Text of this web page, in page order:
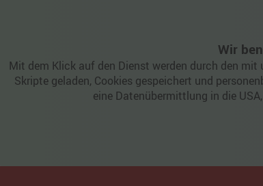
Wir
Mit dem Klick auf den Dienst werden durch den
Skripte geladen, Cookies gespeichert und
eine Datenübermittlung in die